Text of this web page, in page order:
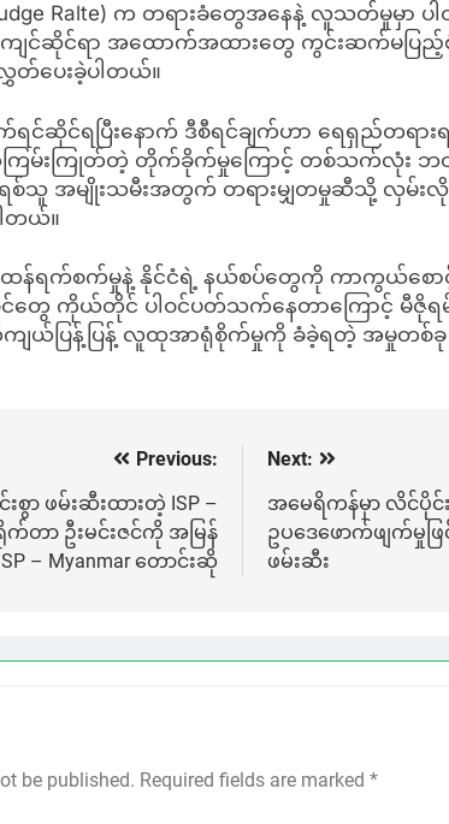
Ralte) က တရားခံတွေအနေနဲ့ လူသတ်မှုမှာ ပ
ကျင်ဆိုင်ရာ အထောက်အထားတွေ ကွင်းဆက်မပ
တ်ပေးခဲ့ပါတယ်။
ဆိုင်ရပြီးနောက် ဒီစီရင်ချက်ဟာ ရေရှည်တရာ
ကြမ်းကြုတ်တဲ့ တိုက်ခိုက်မှုကြောင့် တစ်သက်လုံး
စ်သူ အမျိုးသမီးအတွက် တရားမျှတမှုဆီသို့ လှမ်းလို
တယ်။
ထန်ရက်စက်မှုနဲ့ နိုင်ငံရဲ့ နယ်စပ်တွေကို ကာကွယ်စော
ဝင်တွေ ကိုယ်တိုင် ပါဝင်ပတ်သက်နေတာကြောင့် မီဇို
ကျယ်ပြန့်ပြန့် လူထုအာရုံစိုက်မှုကို ခံခဲ့ရတဲ့ အမှုတစ်ခု
Previous:
ာ ဖမ်းဆီးထားတဲ့ ISP –
က်တာ ဦးမင်းဇင်ကို အမြန်
– Myanmar တောင်းဆို
Next:
အမေရိကန်မှာ လိင်ပိုင်
ဥပဒေဖောက်ဖျက်မှုဖြ
ဖမ်းဆီး
be published. Required fields are marked *